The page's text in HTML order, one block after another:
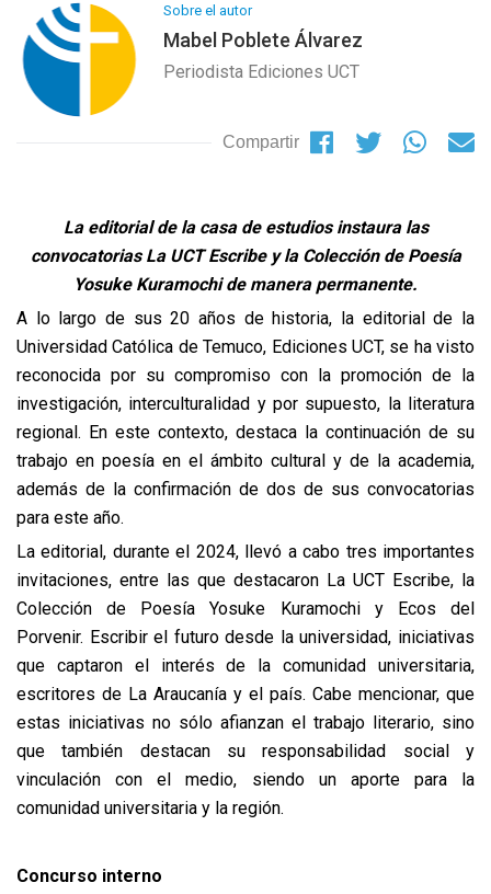
Sobre el autor
Mabel Poblete Álvarez
Periodista Ediciones UCT
Compartir
La editorial de la casa de estudios instaura las
convocatorias La UCT Escribe y la Colección de Poesía
Yosuke Kuramochi de manera permanente.
A lo largo de sus 20 años de historia, la editorial de la
Universidad Católica de Temuco, Ediciones UCT, se ha visto
reconocida por su compromiso con la promoción de la
investigación, interculturalidad y por supuesto, la literatura
regional. En este contexto, destaca la continuación de su
trabajo en poesía en el ámbito cultural y de la academia,
además de la confirmación de dos de sus convocatorias
para este año.
La editorial, durante el 2024, llevó a cabo tres importantes
invitaciones, entre las que destacaron La UCT Escribe, la
Colección de Poesía Yosuke Kuramochi y Ecos del
Porvenir. Escribir el futuro desde la universidad, iniciativas
que captaron el interés de la comunidad universitaria,
escritores de La Araucanía y el país. Cabe mencionar, que
estas iniciativas no sólo afianzan el trabajo literario, sino
que también destacan su responsabilidad social y
vinculación con el medio, siendo un aporte para la
comunidad universitaria y la región.
Concurso interno